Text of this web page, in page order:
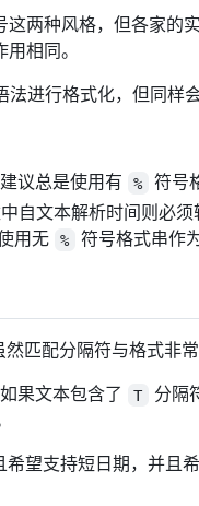
这两种风格，但各家的
相同。
法进行格式化，但同样
议总是使用有
%
符号
自文本解析时间则必
用无
% 符号格式串作
匹配分隔符与格式非
果文本包含了
T
分隔
望支持短日期，并且